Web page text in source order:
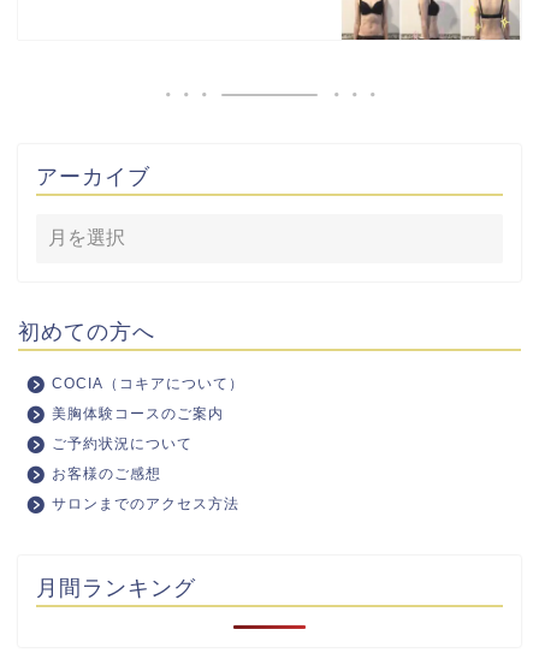
アーカイブ
初めての方へ
COCIA（コキアについて）
美胸体験コースのご案内
ご予約状況について
お客様のご感想
サロンまでのアクセス方法
月間ランキング